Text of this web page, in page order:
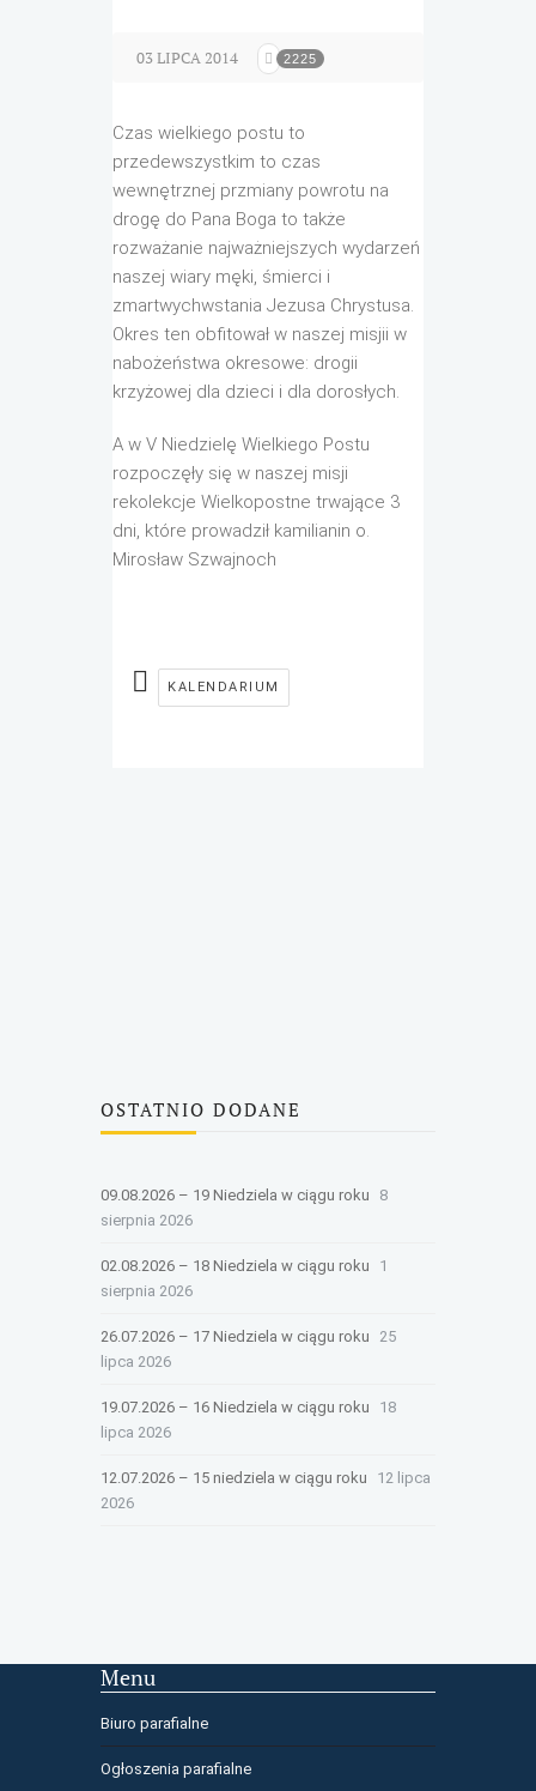
03 LIPCA 2014 2225
Czas wielkiego postu to
przedewszystkim to czas
wewnętrznej przmiany powrotu na
drogę do Pana Boga to także
rozważanie najważniejszych wydarzeń
naszej wiary męki, śmierci i
zmartwychwstania Jezusa Chrystusa.
Okres ten obfitował w naszej misjii w
nabożeństwa okresowe: drogii
krzyżowej dla dzieci i dla dorosłych.
A w V Niedzielę Wielkiego Postu
rozpoczęły się w naszej misji
rekolekcje Wielkopostne trwające 3
dni, które prowadził kamilianin o.
Mirosław Szwajnoch
KALENDARIUM
OSTATNIO DODANE
09.08.2026 – 19 Niedziela w ciągu roku
8
sierpnia 2026
02.08.2026 – 18 Niedziela w ciągu roku
1
sierpnia 2026
26.07.2026 – 17 Niedziela w ciągu roku
25
lipca 2026
19.07.2026 – 16 Niedziela w ciągu roku
18
lipca 2026
12.07.2026 – 15 niedziela w ciągu roku
12 lipca
2026
Menu
Biuro parafialne
Ogłoszenia parafialne